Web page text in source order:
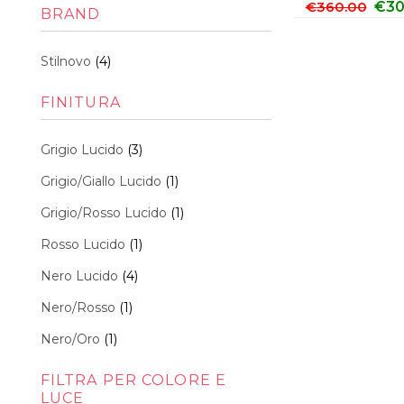
€360.00 €
BRAND
Stilnovo (4)
FINITURA
Grigio Lucido (3)
Grigio/Giallo Lucido (1)
Grigio/Rosso Lucido (1)
Rosso Lucido (1)
Nero Lucido (4)
Nero/Rosso (1)
Nero/Oro (1)
FILTRA PER COLORE E
LUCE